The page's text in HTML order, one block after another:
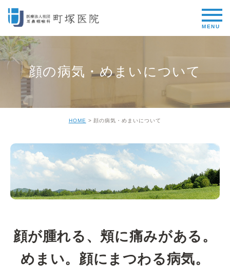
顔の病気・めまいについて
HOME 顔の病気・めまいについて
顔が腫れる、頬に痛みがある。
めまい。顔にまつわる病気。